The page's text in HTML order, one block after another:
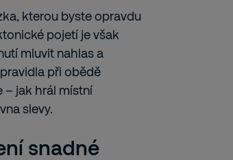
kterou byste opravdu
pojetí je však
mluvit nahlas a
při obědě
– jak hrál místní
slevy.
snadné